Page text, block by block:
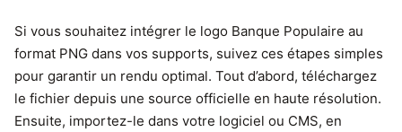
Si vous souhaitez intégrer le logo Banque Populaire au
format PNG dans vos supports, suivez ces étapes simples
pour garantir un rendu optimal. Tout d’abord, téléchargez
le fichier depuis une source officielle en haute résolution.
Ensuite, importez-le dans votre logiciel ou CMS, en